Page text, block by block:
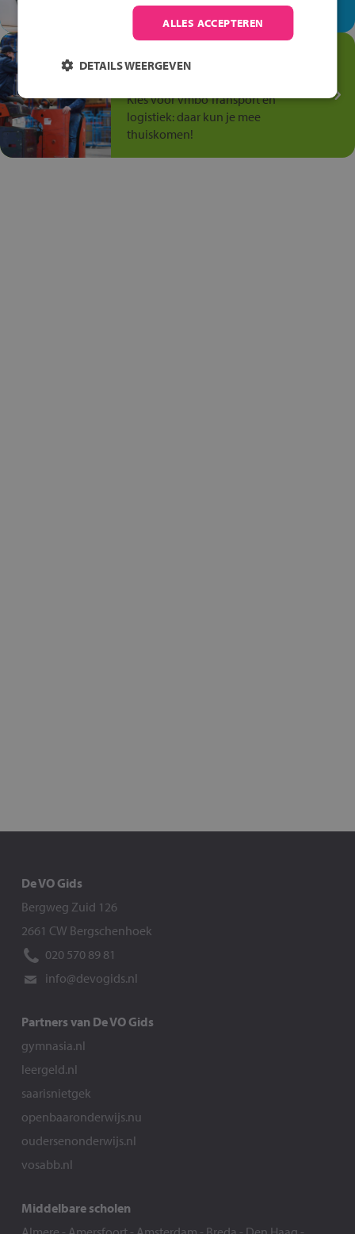
anders is!
Transport en Logistiek
Kies voor vmbo Transport en
logistiek: daar kun je mee
thuiskomen!
De VO Gids
Bergweg Zuid 126
2661 CW Bergschenhoek
020 570 89 81
info@devogids.nl
Partners van De VO Gids
gymnasia.nl
leergeld.nl
saarisnietgek
openbaaronderwijs.nu
oudersenonderwijs.nl
vosabb.nl
Middelbare scholen
ALLES ACCEPTEREN
DETAILS WEERGEVEN